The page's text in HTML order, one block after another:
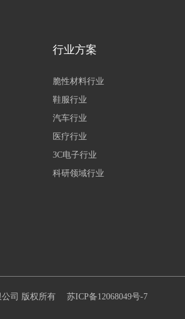
行业方案
脆性材料行业
鞋服行业
汽车行业
医疗行业
3C电子行业
科研领域行业
司 版权所有 苏ICP备12068049号-7